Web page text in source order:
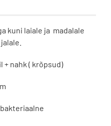
kuni laiale ja madalale
+ nahk ( krõpsud)